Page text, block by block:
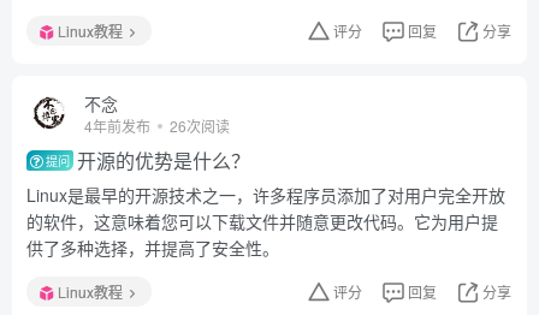
Linux教程 评分 回复 分享
不念
4年前发布 26次阅读
提问 开源的优势是什么？
Linux是最早的开源技术之一，许多程序员添加了对用户完全开放
的软件，这意味着您可以下载文件并随意更改代码。它为用户提
供了多种选择，并提高了安全性。
Linux教程 评分 回复 分享